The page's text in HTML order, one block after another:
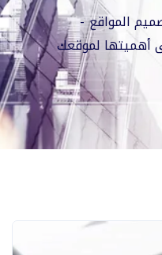
المواقع
أهميتها لموقعك